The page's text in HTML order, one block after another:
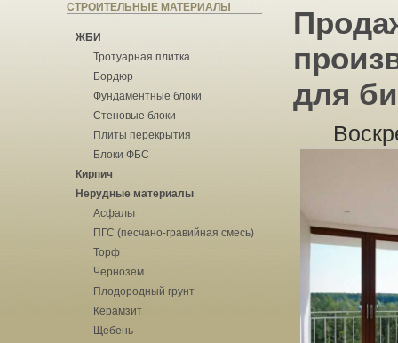
СТРОИТЕЛЬНЫЕ МАТЕРИАЛЫ
ЖБИ
Тротуарная плитка
Бордюр
Фундаментные блоки
Стеновые блоки
Плиты перекрытия
Блоки ФБС
Кирпич
Нерудные материалы
Асфальт
ПГС (песчано-гравийная смесь)
Торф
Чернозем
Плодородный грунт
Керамзит
Щебень
для